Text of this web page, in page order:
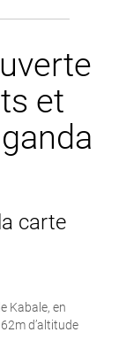
et
carte
Kabale, en
d’altitude